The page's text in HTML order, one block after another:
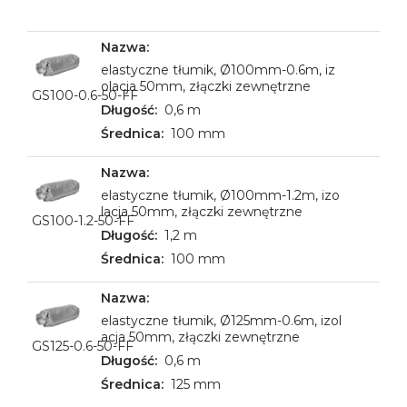
GS100-0.6-50-FF
elastyczne tłumik, Ø100mm-0.6m, iz
olacja 50mm, złączki zewnętrzne
0,6 m
100 mm
GS100-1.2-50-FF
elastyczne tłumik, Ø100mm-1.2m, izo
lacja 50mm, złączki zewnętrzne
1,2 m
100 mm
GS125-0.6-50-FF
elastyczne tłumik, Ø125mm-0.6m, izol
acja 50mm, złączki zewnętrzne
0,6 m
125 mm